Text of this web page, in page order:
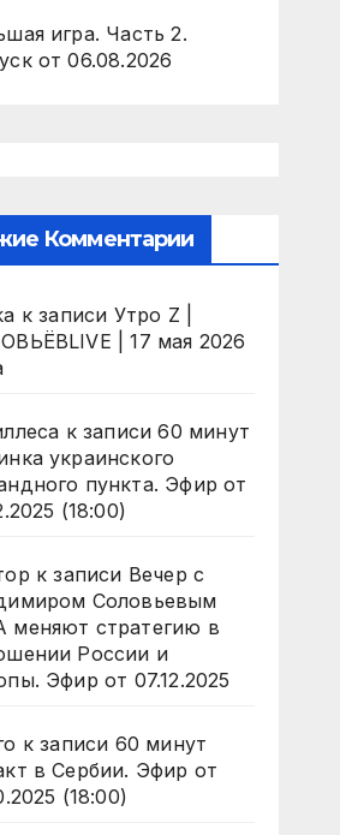
игра. Часть 2.
от 06.08.2026
Комментарии
к записи Утро Z |
| 17 мая 2026
к записи60 минут
украинского
пункта. Эфир от
(18:00)
к записи Вечер с
Соловьевым
стратегию в
России и
Эфир от 07.12.2025
к записи 60 минут
в Сербии. Эфир от
(18:00)